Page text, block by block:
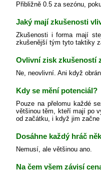
Přibližně 0.5 za sezónu,
Jaký mají zkušenosti
Zkušenosti i forma mají
zkušenější tým tyto taktiky
Ovlivní zisk zkušeností
Ne, neovlivní. Ani když
Kdy se mění potenciál?
Pouze na přelomu každé
většinou těm, kteří mají po
od začátku, i když jim
Dosáhne každý hráč
Nemusí, ale většinou ano.
Na čem všem závisí